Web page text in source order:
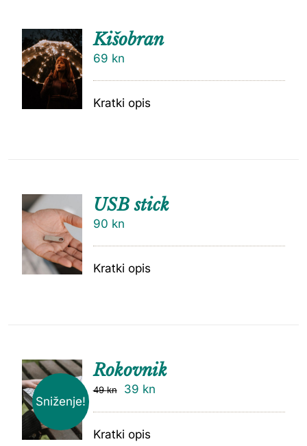
Kišobran
69 kn
Kratki opis
DODAJ
CU
USB stick
90 kn
Kratki opis
Sniženje!
DODAJ
Rokovnik
49kn 39 kn
Kratki opis